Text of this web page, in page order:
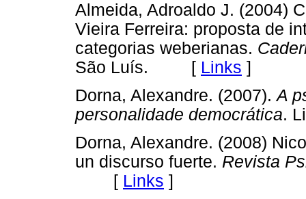
Almeida, Adroaldo J. (2004)
Vieira Ferreira: proposta de
categorias weberianas.
São Luís. [ Links ]
Dorna, Alexandre. (2007).A
personalidade democrática.
Dorna, Alexandre. (2008)
un discurso fuerte. Revista
[ Links ]